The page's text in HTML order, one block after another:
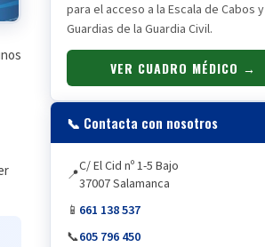
para el acceso a la Escala de Cabos y
Guardias de la Guardia Civil.
VER CUADRO MÉDICO →
📞 Contacta con nosotros
📍C/ El Cid nº 1-5 Bajo
37007 Salamanca
📱 661 138 537
📞605 796 450